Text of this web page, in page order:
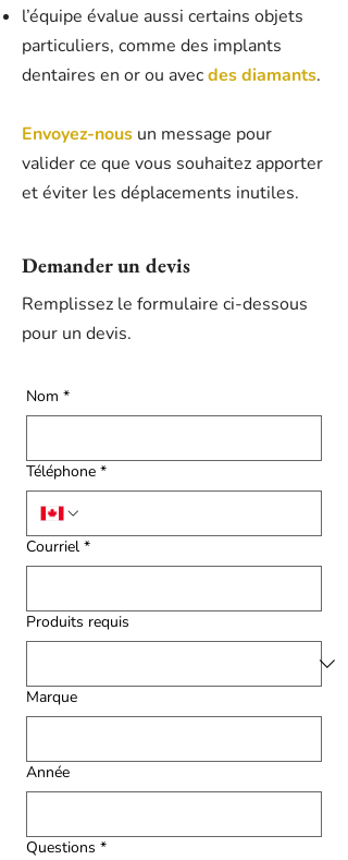
l’équipe évalue aussi certains objets
particuliers, comme des implants
dentaires en or ou avecdes diamants.
Envoyez-nous un message pour
valider ce que vous souhaitez apporter
et éviter les déplacements inutiles.
Demander un devis
Remplissez le formulaire ci-dessous
pour un devis.
Nom *
Téléphone *
Courriel *
Produits requis
Marque
Année
Questions *